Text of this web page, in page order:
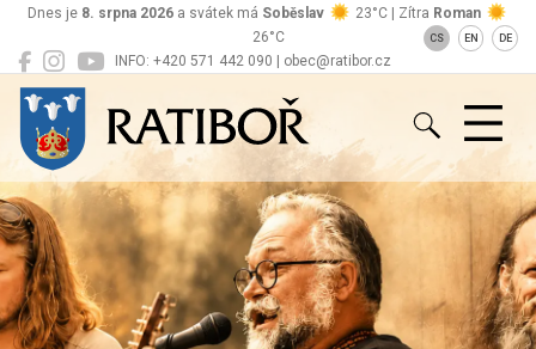
INFO: +420 571 442 090 | obec@ratibor.cz
Dnes je 8. srpna 2026 a svátek má Soběslav 23°C | Zítra Roman
26°C
CS EN DE
Ratiboř